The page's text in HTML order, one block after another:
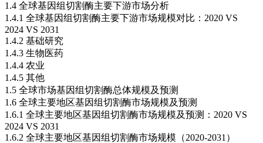
1.4 全球基因组切割酶主要下游市场分析
1.4.1 全球基因组切割酶主要下游市场规模对比：2020 VS
2024 VS 2031
1.4.2 基础研究
1.4.3 生物医药
1.4.4 农业
1.4.5 其他
1.5 全球市场基因组切割酶总体规模及预测
1.6 全球主要地区基因组切割酶市场规模及预测
1.6.1 全球主要地区基因组切割酶市场规模及预测：2020 VS
2024 VS 2031
1.6.2 全球主要地区基因组切割酶市场规模（2020-2031）